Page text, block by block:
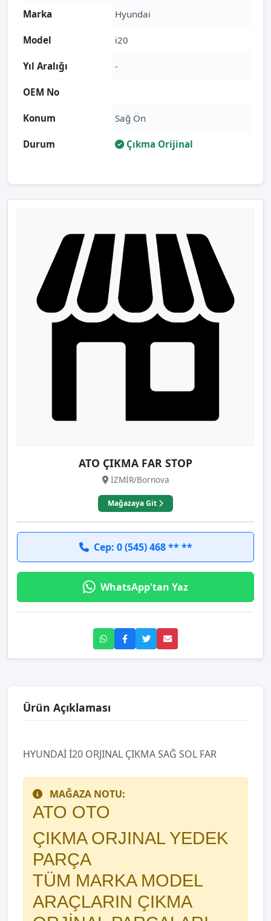
Marka Hyundai
Model i20
Yıl Aralığı -
OEM No
Konum Sağ Ön
Durum Çıkma Orijinal
ATO ÇIKMA FAR STOP
İZMİR/Bornova
Mağazaya Git
Cep: 0 (545) 468 ** **
WhatsApp'tan Yaz
Ürün Açıklaması
HYUNDAİ İ20 ORJINAL ÇIKMA SAĞ SOL FAR
MAĞAZA NOTU:
ATO OTO
ÇIKMA ORJINAL YEDEK
PARÇA
TÜM MARKA MODEL
ARAÇLARIN ÇIKMA